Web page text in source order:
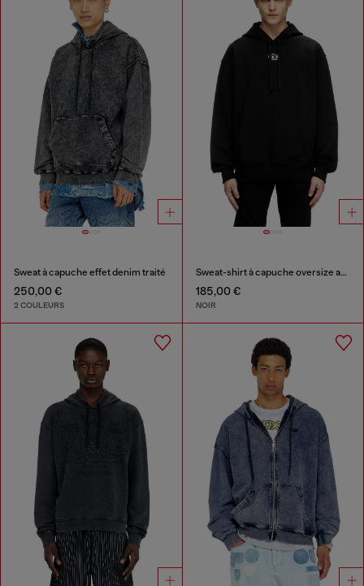
Sweat à capuche effet denim traité
250,00 €
2 COULEURS
Sweat-shirt à capuche oversize avec logo métallisé
185,00 €
NOIR